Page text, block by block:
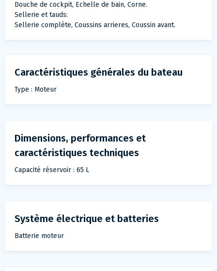
Douche de cockpit, Echelle de bain, Corne.
Sellerie et tauds:
Sellerie complète, Coussins arrieres, Coussin avant.
Caractéristiques générales du bateau
Type : Moteur
Dimensions, performances et
caractéristiques techniques
Capacité réservoir : 65 L
Système électrique et batteries
Batterie moteur